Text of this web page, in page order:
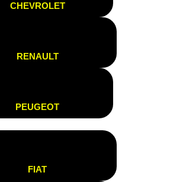
CHEVROLET
RENAULT
PEUGEOT
FIAT